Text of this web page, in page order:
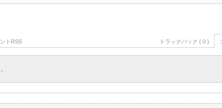
トRSS トラックバック ( 0 )